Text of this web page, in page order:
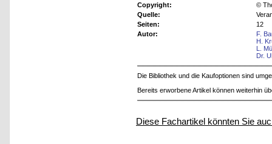
Copyright:
©
Quelle:
Seiten:
12
Autor:
F.
H.
L.
Dr.
Die Bibliothek und die Kaufoptionen sind
Bereits erworbene Artikel können weiterhin
Diese Fachartikel könnten Sie